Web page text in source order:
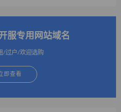
服专用网站域名
/过户/欢迎选购
即查看